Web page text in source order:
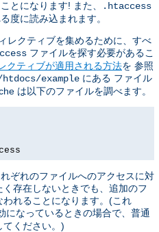
とになります! また、
.htaccess
度に読み込まれます。
レクティブを集めるために、すべ
ファイルを探す必要があるこ
クティブが適用される方法を 参照
htdocs/example にある ファイル
は以下のファイルを調べます。
ぞれのファイルへのアクセスに対
存在しないときでも、追加のフ
れることになります。(これ
になっているときの場合で、普通
てください。)